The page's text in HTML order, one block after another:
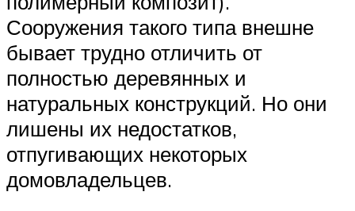
Сооружения такого типа внешне
бывает трудно отличить от
полностью деревянных и
натуральных конструкций. Но они
лишены их недостатков,
отпугивающих некоторых
домовладельцев.